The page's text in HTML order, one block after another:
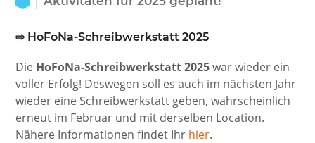
⇨ HoFoNa-Schreibwerkstatt 2025
Die HoFoNa-Schreibwerkstatt 2025war wieder ein
voller Erfolg! Deswegen soll es auch im nächsten Jahr
wieder eine Schreibwerkstatt geben, wahrscheinlich
erneut im Februar und mit derselben Location.
Nähere Informationen findet Ihr hier.